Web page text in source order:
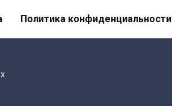
Политика конфиденциальности